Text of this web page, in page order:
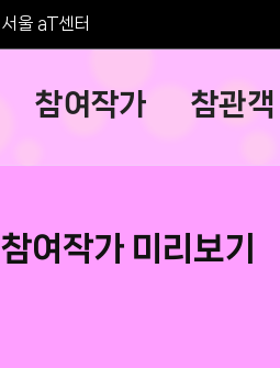
서울 aT센터
참여작가 참관객
참여작가 미리보기